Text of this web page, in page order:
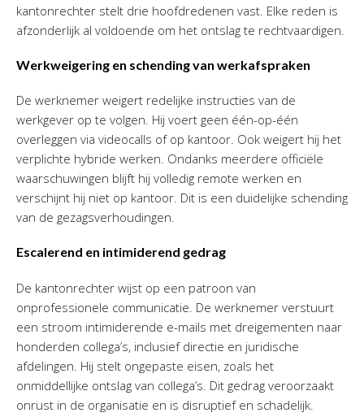
kantonrechter stelt drie hoofdredenen vast. Elke reden is
afzonderlijk al voldoende om het ontslag te rechtvaardigen.
Werkweigering en schending van werkafspraken
De werknemer weigert redelijke instructies van de
werkgever op te volgen. Hij voert geen één-op-één
overleggen via videocalls of op kantoor. Ook weigert hij het
verplichte hybride werken. Ondanks meerdere officiële
waarschuwingen blijft hij volledig remote werken en
verschijnt hij niet op kantoor. Dit is een duidelijke schending
van de gezagsverhoudingen.
Escalerend en intimiderend gedrag
De kantonrechter wijst op een patroon van
onprofessionele communicatie. De werknemer verstuurt
een stroom intimiderende e-mails met dreigementen naar
honderden collega’s, inclusief directie en juridische
afdelingen. Hij stelt ongepaste eisen, zoals het
onmiddellijke ontslag van collega’s. Dit gedrag veroorzaakt
onrust in de organisatie en is disruptief en schadelijk.